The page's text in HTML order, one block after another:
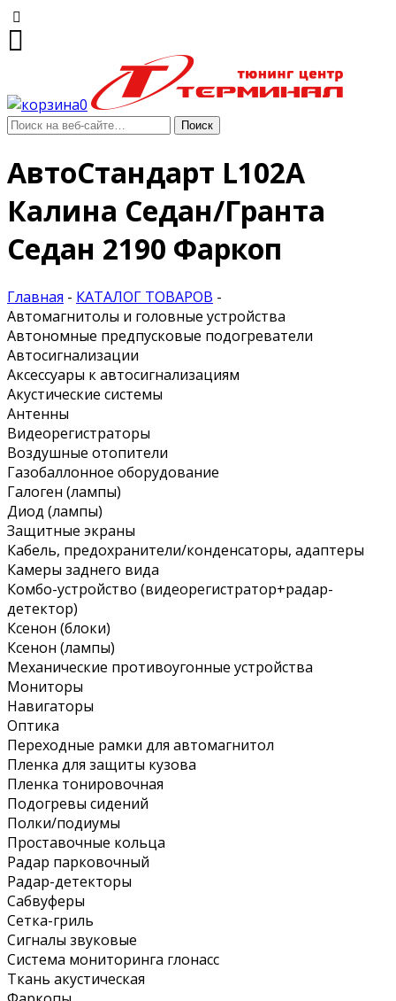
0
АвтоСтандарт L102A
Калина Седан/Гранта
Седан 2190 Фаркоп
Главная - КАТАЛОГ ТОВАРОВ -
Автомагнитолы и головные устройства
Автономные предпусковые подогреватели
Автосигнализации
Аксессуары к автосигнализациям
Акустические системы
Антенны
Видеорегистраторы
Воздушные отопители
Газобаллонное оборудование
Галоген (лампы)
Диод (лампы)
Защитные экраны
Кабель, предохранители/конденсаторы, адаптеры
Камеры заднего вида
Комбо-устройство (видеорегистратор+радар-
детектор)
Ксенон (блоки)
Ксенон (лампы)
Механические противоугонные устройства
Мониторы
Навигаторы
Оптика
Переходные рамки для автомагнитол
Пленка для защиты кузова
Пленка тонировочная
Подогревы сидений
Полки/подиумы
Проставочные кольца
Радар парковочный
Радар-детекторы
Сабвуферы
Сетка-гриль
Сигналы звуковые
Система мониторинга глонасс
Ткань акустическая